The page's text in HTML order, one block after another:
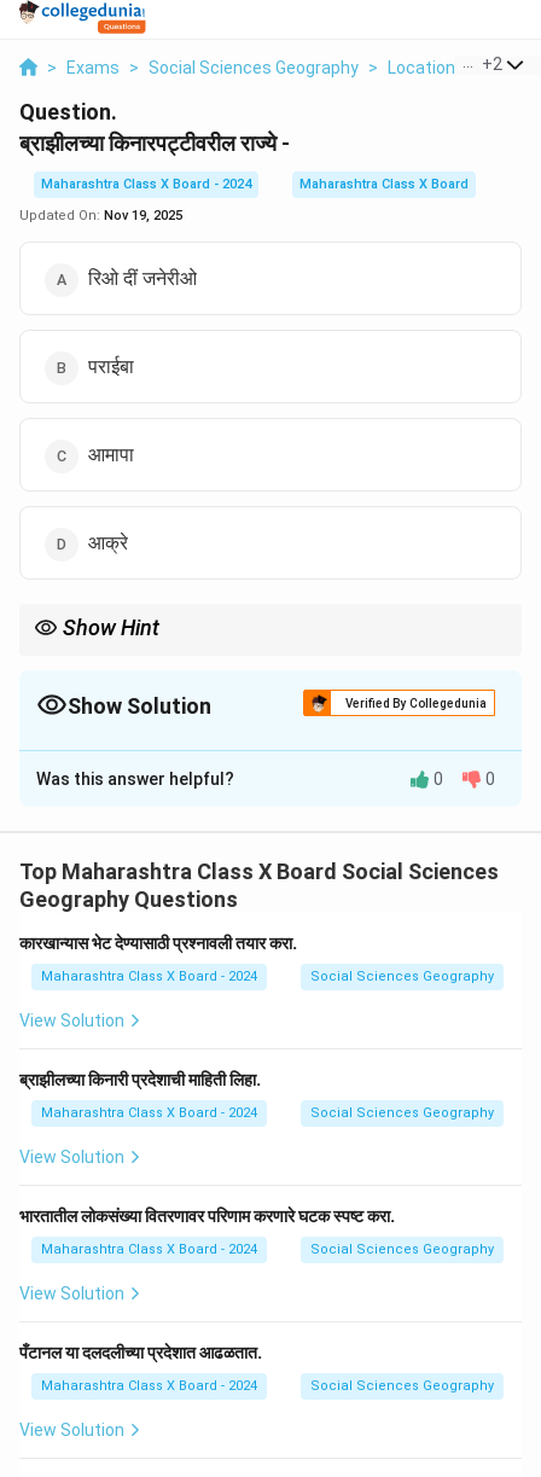
> Exams > Social Sciences Geography > Location And
+2
Question.
ब्राझीलच्या किनारपट्टीवरील राज्ये -
Maharashtra Class X Board - 2024
Maharashtra Class X Board
Updated On: Nov 19, 2025
रिओ दीं जनेरीओ
पराईबा
आमापा
आक्रे
Show Hint
Show Solution Verified By Collegedunia
The Correct Option isB
Solution and Explanation
आहे.
Was this answer helpful? 0 0
Top Maharashtra Class X Board Social Sciences
Geography Questions
कारखान्यास भेट देण्यासाठी प्रश्नावली तयार करा.
Maharashtra Class X Board - 2024 Social Sciences Geography
View Solution
ब्राझीलच्या किनारी प्रदेशाची माहिती लिहा.
Maharashtra Class X Board - 2024 Social Sciences Geography
View Solution
भारतातील लोकसंख्या वितरणावर परिणाम करणारे घटक स्पष्ट करा.
Maharashtra Class X Board - 2024 Social Sciences Geography
View Solution
पँटानल या दलदलीच्या प्रदेशात आढळतात.
Maharashtra Class X Board - 2024 Social Sciences Geography
View Solution